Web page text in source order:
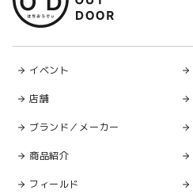
イベント
店舗
ブランド／メーカー
商品紹介
フィールド